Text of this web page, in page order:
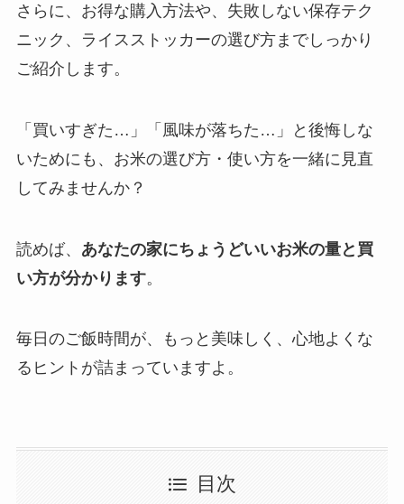
さらに、お得な購入方法や、失敗しない保存テク
ニック、ライスストッカーの選び方までしっかり
ご紹介します。
「買いすぎた…」「風味が落ちた…」と後悔しな
いためにも、お米の選び方・使い方を一緒に見直
してみませんか？
読めば、 あなたの家にちょうどいいお米の量と買
い方が分かります。
毎日のご飯時間が、もっと美味しく、心地よくな
るヒントが詰まっていますよ。
目次